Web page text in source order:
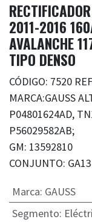
2011-2016
AVALANCHE
TIPO DENSO
CÓDIGO: 7520
MARCA:GAUSS
P04801624AD,
P56029582AB;
GM: 13592810
CONJUNTO:
Marca: GAUSS
Segmento: